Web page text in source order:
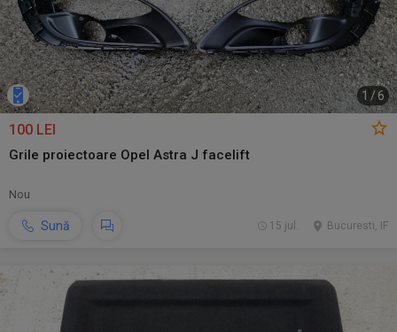
1 /6
100 LEI
Grile proiectoare Opel Astra J facelift
Nou
Sună Bucuresti, IF
15 jul.